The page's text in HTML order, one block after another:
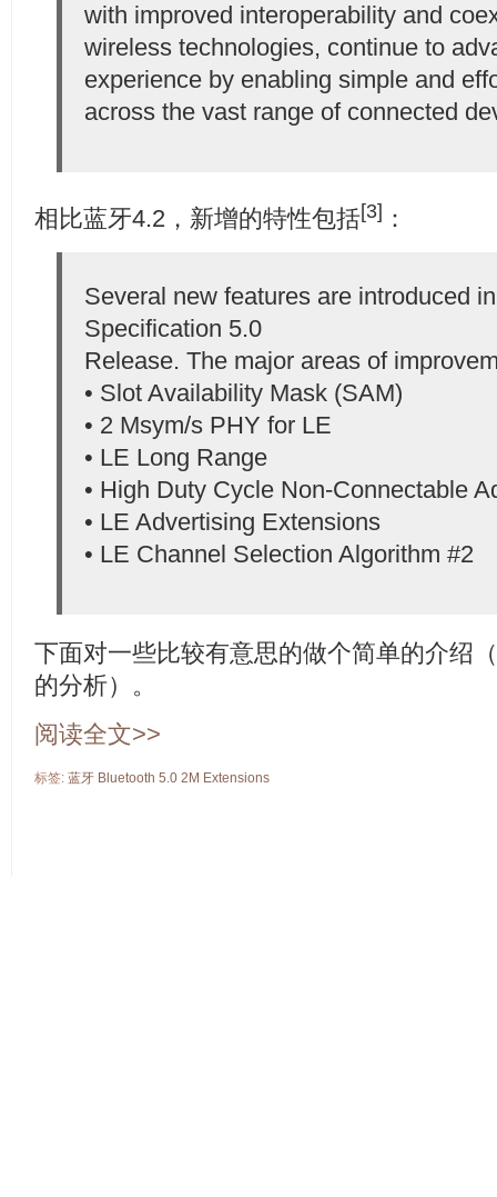
with improved interoperability and
wireless technologies, continue to
experience by enabling simple and
across the vast range of connected
相比蓝牙4.2，新增的特性包括[3] ：
Several new features are introduced
Specification 5.0
Release. The major areas of
• Slot Availability Mask (SAM)
• 2 Msym/s PHY for LE
• LE Long Range
• High Duty Cycle Non-Connectable
• LE Advertising Extensions
• LE Channel Selection Algorithm #2
下面对一些比较有意思的做个简单的介绍
的分析）。
阅读全文>>
标签: 蓝牙 Bluetooth 5.0 2M Extensions